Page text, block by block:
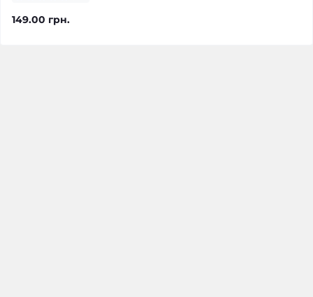
149.00 грн.